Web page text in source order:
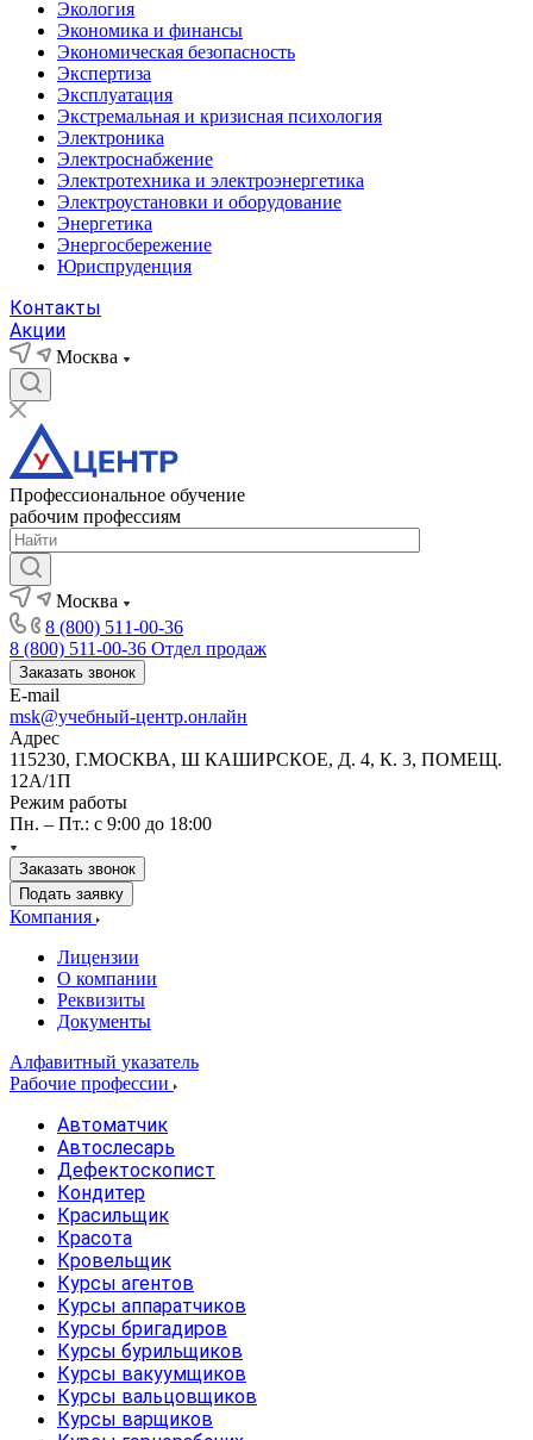
Экология
Экономика и финансы
Экономическая безопасность
Экспертиза
Эксплуатация
Экстремальная и кризисная психология
Электроника
Электроснабжение
Электротехника и электроэнергетика
Электроустановки и оборудование
Энергетика
Энергосбережение
Юриспруденция
Контакты
Акции
Москва
Профессиональное обучение
рабочим профессиям
Москва
8 (800) 511-00-36
8 (800) 511-00-36 Отдел продаж
Заказать звонок
E-mail
msk@учебный-центр.онлайн
Адрес
115230, Г.МОСКВА, Ш КАШИРСКОЕ, Д. 4, К. 3, ПОМЕЩ.
12А/1П
Режим работы
Пн. – Пт.: с 9:00 до 18:00
Заказать звонок
Подать заявку
Компания
Лицензии
О компании
Реквизиты
Документы
Алфавитный указатель
Рабочие профессии
Автоматчик
Автослесарь
Дефектоскопист
Кондитер
Красильщик
Красота
Кровельщик
Курсы агентов
Курсы аппаратчиков
Курсы бригадиров
Курсы бурильщиков
Курсы вакуумщиков
Курсы вальцовщиков
Курсы варщиков